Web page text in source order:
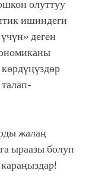
олуттуу
ишиндеги
деген
жалаң
ыраазы болуп